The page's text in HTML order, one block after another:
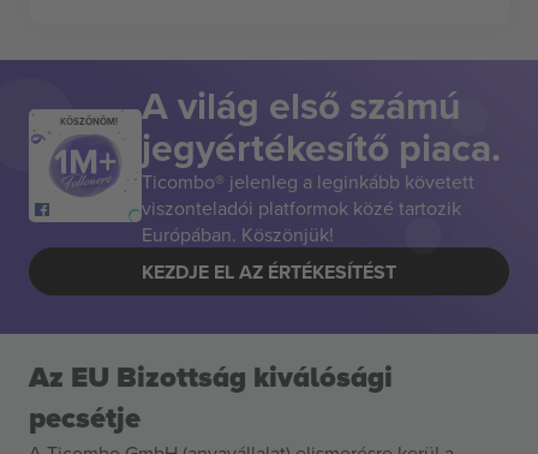
KÖSZÖNÖM! A világ első számú
jegyértékesítő piaca.
Ticombo® jelenleg a leginkább követett
viszonteladói platformok közé tartozik
Európában. Köszönjük!
KEZDJE EL AZ ÉRTÉKESÍTÉST
Az EU Bizottság kiválósági
pecsétje